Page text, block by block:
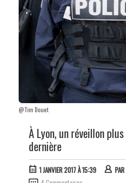
@Tim Douet
À Lyon, un réveillon
dernière
1 JANVIER 2017 À 15:39 PAR